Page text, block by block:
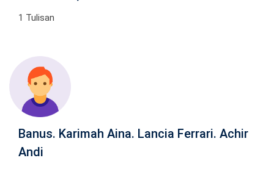
1 Tulisan
Banus. Karimah Aina. Lancia Ferrari. Achir
Andi